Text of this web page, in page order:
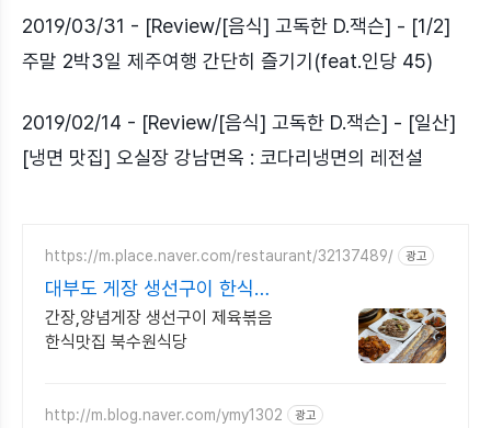
2019/03/31 - [Review/[음식] 고독한 D.잭슨] - [1/2]
주말 2박3일 제주여행 간단히 즐기기(feat.인당 45)
2019/02/14 - [Review/[음식] 고독한 D.잭슨] - [일산]
[냉면 맛집] 오실장 강남면옥 : 코다리냉면의 레전설
https://m.place.naver.com/restaurant/32137489/ 광고
대부도 게장 생선구이 한식
대부도맛집
간장,양념게장 생선구이 제육볶음
한식맛집 북수원식당
http://m.blog.naver.com/ymy1302 광고